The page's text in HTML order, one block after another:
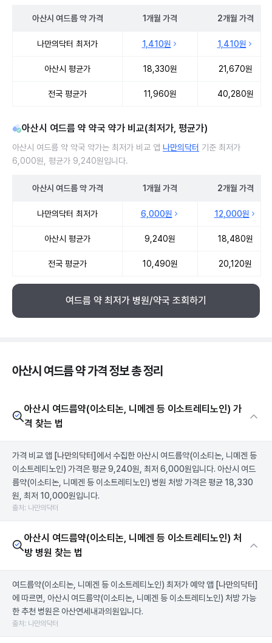
아산시 여드름 약가격 1개월 가격 2개월 가격
나만의닥터 최저가 1,410원 1,410원
아산시 평균가 18,330원 21,670원
전국 평균가 11,960원 40,280원
아산시 여드름 약 약국 약가 비교(최저가, 평균가)
아산시 여드름 약 약국 약가는 최저가 비교 앱 나만의닥터 기준 최저가
6,000원, 평균가 9,240원입니다.
아산시 여드름 약가격 1개월 가격 2개월 가격
나만의닥터 최저가 6,000원 12,000원
아산시 평균가 9,240원 18,480원
전국 평균가 10,490원 20,120원
여드름 약 최저가 병원/약국 조회하기
아산시 여드름 약 가격 정보 총 정리
아산시 여드름약(이소티논, 니메겐 등 이소트레티노인) 가
격 찾는 법
가격 비교 앱 [나만의닥터] 에서 수집한 아산시 여드름약(이소티논, 니메겐 등
이소트레티노인) 가격은 평균 9,240원, 최저 6,000원입니다. 아산시 여드
름약(이소티논, 니메겐 등 이소트레티노인) 병원 처방 가격은 평균 18,330
원, 최저 10,000원입니다.
출처: 나만의닥터
아산시 여드름약(이소티논, 니메겐 등 이소트레티노인) 처
방 병원 찾는 법
여드름약(이소티논, 니메겐 등 이소트레티노인) 최저가 예약 앱 [나만의닥터]
에 따르면, 아산시 여드름약(이소티논, 니메겐 등 이소트레티노인) 처방 가능
한 추천 병원은 아산연세내과의원입니다.
출처: 나만의닥터